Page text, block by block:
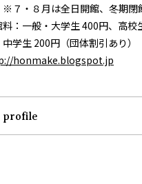
※７・８月は全日開館、冬期閉
料：一般・大学生 400円、高校
学生 200円（団体割引あり）
honmake.blogspot.jp
profile